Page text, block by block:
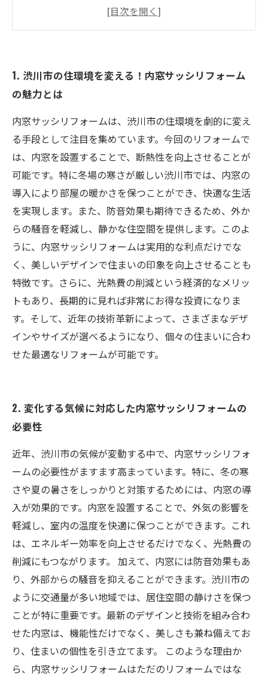
3. 最新技術とデザインで実現する快適な住まい
5. 家計に優しい！光熱費削減の実績と効果
6. 内窓サッシリフォームで得られる心地よい生
活環境
7. 渋川市でのリフォームを通じて自分の住まい
をアップデートする方法
1. 渋川市の住環境を変える！内窓サッシリフォーム
の魅力とは
内窓サッシリフォームは、渋川市の住環境を劇的に変え
る手段として注目を集めています。今回のリフォームで
は、内窓を設置することで、断熱性を向上させることが
可能です。特に冬場の寒さが厳しい渋川市では、内窓の
導入により部屋の暖かさを保つことができ、快適な生活
を実現します。また、防音効果も期待できるため、外か
らの騒音を軽減し、静かな住空間を提供します。このよ
うに、内窓サッシリフォームは実用的な利点だけでな
く、美しいデザインで住まいの印象を向上させることも
特徴です。さらに、光熱費の削減という経済的なメリッ
トもあり、長期的に見れば非常にお得な投資になりま
す。そして、近年の技術革新によって、さまざまなデザ
インやサイズが選べるようになり、個々の住まいに合わ
せた最適なリフォームが可能です。
2. 変化する気候に対応した内窓サッシリフォームの
必要性
近年、渋川市の気候が変動する中で、内窓サッシリフォ
ームの必要性がますます高まっています。特に、冬の寒
さや夏の暑さをしっかりと対策するためには、内窓の導
入が効果的です。内窓を設置することで、外気の影響を
軽減し、室内の温度を快適に保つことができます。これ
は、エネルギー効率を向上させるだけでなく、光熱費の
削減にもつながります。 加えて、内窓には防音効果もあ
り、外部からの騒音を抑えることができます。渋川市の
ように交通量が多い地域では、居住空間の静けさを保つ
ことが特に重要です。最新のデザインと技術を組み合わ
せた内窓は、機能性だけでなく、美しさも兼ね備えてお
り、住まいの個性を引き立てます。 このような理由か
ら、内窓サッシリフォームはただのリフォームではな